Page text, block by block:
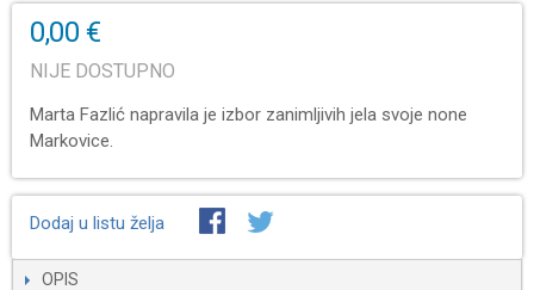
0,00 €
NIJE DOSTUPNO
Marta Fazlić napravila je izbor zanimljivih jela svoje none
Markovice.
Dodaj u listu želja
OPIS